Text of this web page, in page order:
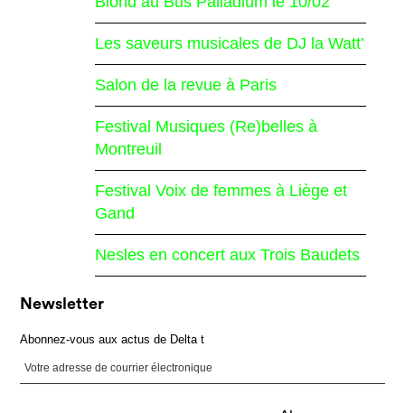
Les saveurs musicales de DJ la Watt’
Salon de la revue à Paris
Festival Musiques (Re)belles à
Montreuil
Festival Voix de femmes à Liège et
Gand
Nesles en concert aux Trois Baudets
Newsletter
Abonnez-vous aux actus de Delta t